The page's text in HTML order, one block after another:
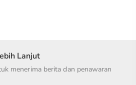
Lanjut
menerima berita dan penawaran